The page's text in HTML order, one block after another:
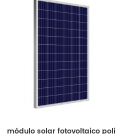
módulo solar fotovoltaico poli